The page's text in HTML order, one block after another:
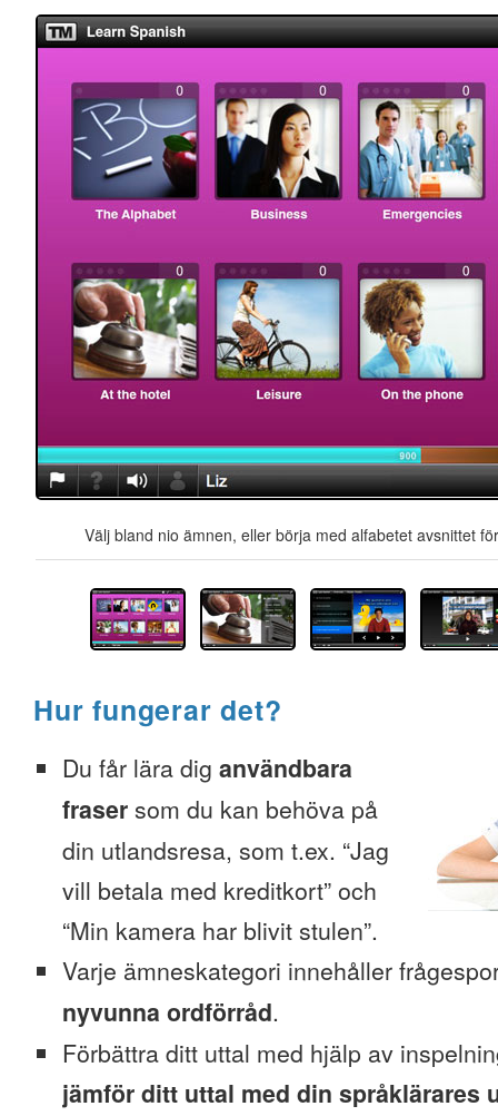
Välj bland nio ämnen, eller börja med alfabetet avsnittet
Hur fungerar det?
Du får lära dig användbara
fraser som du kan behöva på
din utlandsresa, som t.ex. “Jag
vill betala med kreditkort” och
“Min kamera har blivit stulen”.
Varje ämneskategori innehåller
nyvunna ordförråd.
Förbättra ditt uttal med hjälp av
jämför ditt uttal med din språklärares